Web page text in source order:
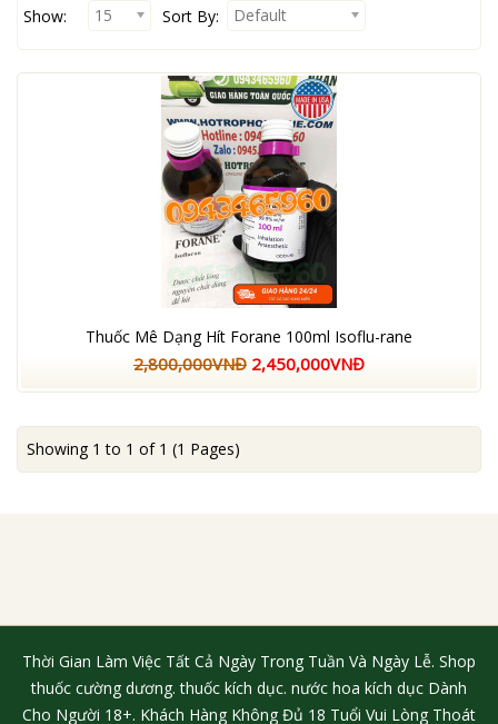
Show:
15 Sort By: Default
Thuốc Mê Dạng Hít Forane 100ml Isoflu-rane
2,800,000VNĐ 2,450,000VNĐ
Showing 1 to 1 of 1 (1 Pages)
Thời Gian Làm Việc Tất Cả Ngày Trong Tuần Và Ngày Lễ. Shop
thuốc cường dương. thuốc kích dục. nước hoa kích dục Dành
Cho Người 18+. Khách Hàng Không Đủ 18 Tuổi Vui Lòng Thoát